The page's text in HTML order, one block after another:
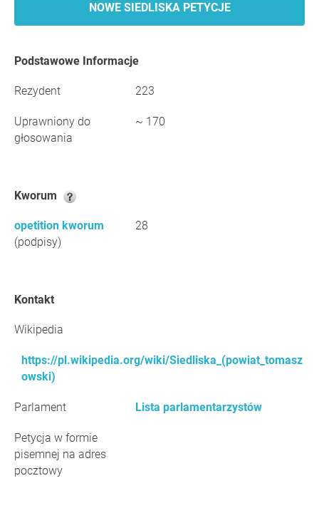
NOWE SIEDLISKA PETYCJE
Podstawowe Informacje
Rezydent 223
Uprawniony do
głosowania
~ 170
Kworum
opetition kworum
(podpisy)
28
Kontakt
Wikipedia
https://pl.wikipedia.org/wiki/Siedliska_(powiat_tomasz
owski)
Parlament Lista parlamentarzystów
Petycja w formie
pisemnej na adres
pocztowy